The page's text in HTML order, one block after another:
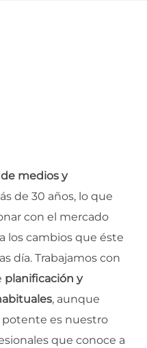
medios y
de 30 años, lo que
con el mercado
los cambios que éste
día. Trabajamos con
planificación y
, aunque
es nuestro
que conoce a